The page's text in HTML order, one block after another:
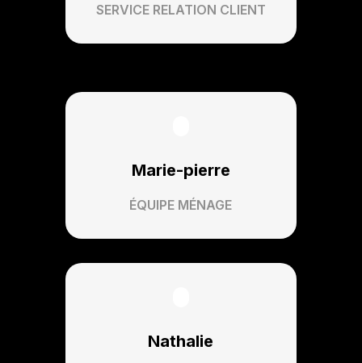
SERVICE RELATION CLIENT
Marie-pierre
ÉQUIPE MÉNAGE
Nathalie